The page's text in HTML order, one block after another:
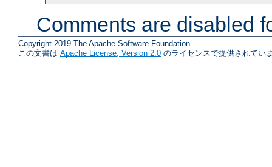
Comments are disabled
Copyright 2019 The Apache Software Foundation.
この文書は Apache License, Version 2.0 のライセンスで提供されてい